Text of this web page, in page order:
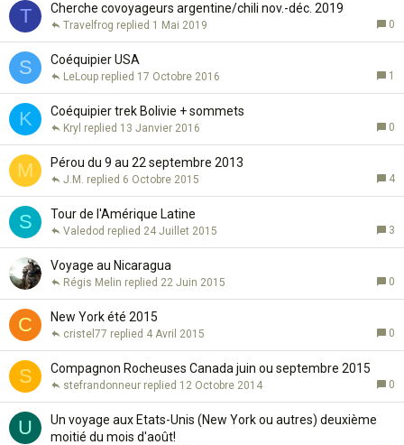
e
T Cherche covoyageurs argentine/chili nov.-déc. 2019
0
1 Mai 2019
Travelfrog
S Coéquipier USA
1
17 Octobre 2016
LeLoup
K Coéquipier trek Bolivie + sommets
0
13 Janvier 2016
Kryl
M Pérou du 9 au 22 septembre 2013
4
6 Octobre 2015
J.M.
S Tour de l'Amérique Latine
3
24 Juillet 2015
Valedod
Voyage au Nicaragua
0
22 Juin 2015
Régis Melin
C New York été 2015
0
4 Avril 2015
cristel77
S Compagnon Rocheuses Canada juin ou septembre 2015
0
12 Octobre 2014
stefrandonneur
U
Un voyage aux Etats-Unis (New York ou autres) deuxième
moitié du mois d'août!